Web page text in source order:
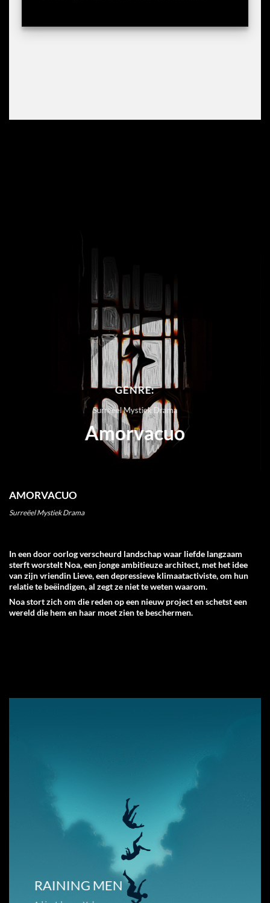
GENRE:
Surreëel Mystiek Drama
Amorvacuo
AMORVACUO
Surreëel Mystiek Drama
In een door oorlog verscheurd landschap waar liefde langzaam
sterft worstelt Noa, een jonge ambitieuze architect, met het idee
van zijn vriendin Lieve, een depressieve klimaatactiviste, om hun
relatie te beëindigen, al zegt ze niet te weten waarom.
Noa stort zich om die reden op een nieuw project en schetst een
wereld die hem en haar moet zien te beschermen.
RAINING MEN